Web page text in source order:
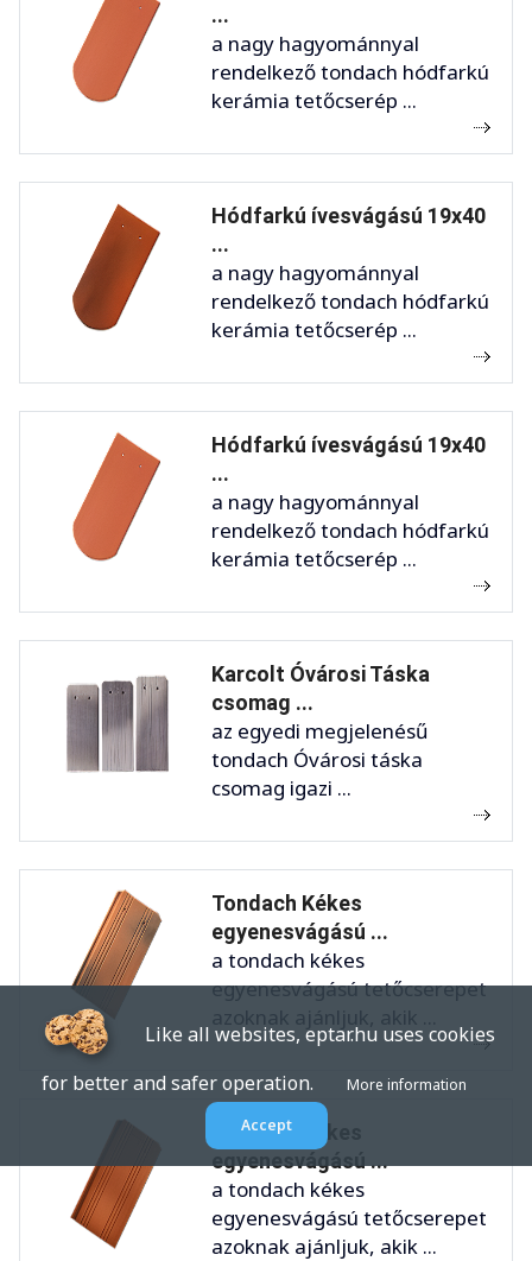
...
a nagy hagyománnyal
rendelkező tondach hódfarkú
kerámia tetőcserép ...
Hódfarkú ívesvágású 19x40
...
a nagy hagyománnyal
rendelkező tondach hódfarkú
kerámia tetőcserép ...
Hódfarkú ívesvágású 19x40
...
a nagy hagyománnyal
rendelkező tondach hódfarkú
kerámia tetőcserép ...
Karcolt Óvárosi Táska
csomag ...
az egyedi megjelenésű
tondach Óvárosi táska
csomag igazi ...
Tondach Kékes
egyenesvágású ...
a tondach kékes
egyenesvágású tetőcserepet
azoknak ajánljuk, akik ...
Tondach Kékes
egyenesvágású ...
a tondach kékes
egyenesvágású tetőcserepet
azoknak ajánljuk, akik ...
Like all websites, eptar.hu uses cookies
for better and safer operation.
More information
Accept